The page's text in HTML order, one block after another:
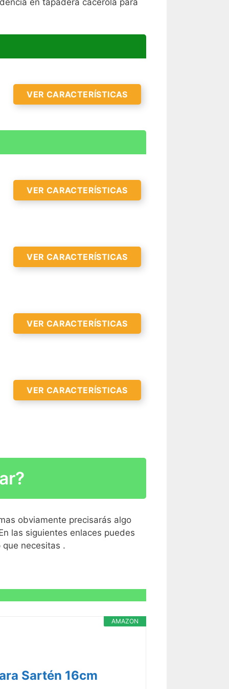
VER CARACTERÍSTICAS
VER CARACTERÍSTICAS
VER CARACTERÍSTICAS
CARACTERÍSTICAS >
VER CARACTERÍSTICAS
VER CARACTERÍSTICAS
obviamente precisarás algo
las siguientes enlaces puedes
necesitas .
AMAZON
Sartén 16cm